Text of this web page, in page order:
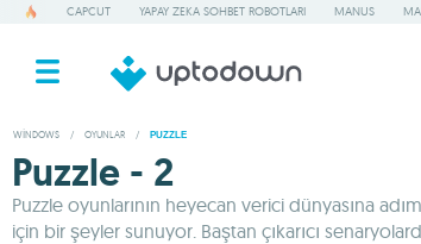
CAPCUT YAPAY ZEKA SOHBET ROBOTLARI MANUS
WINDOWS / OYUNLAR / PUZZLE
Puzzle - 2
Puzzle oyunlarının heyecan verici dünyasına
için bir şeyler sunuyor. Baştan çıkarıcı